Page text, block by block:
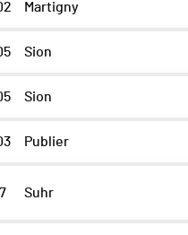
Martigny
Sion
Sion
Publier
Suhr